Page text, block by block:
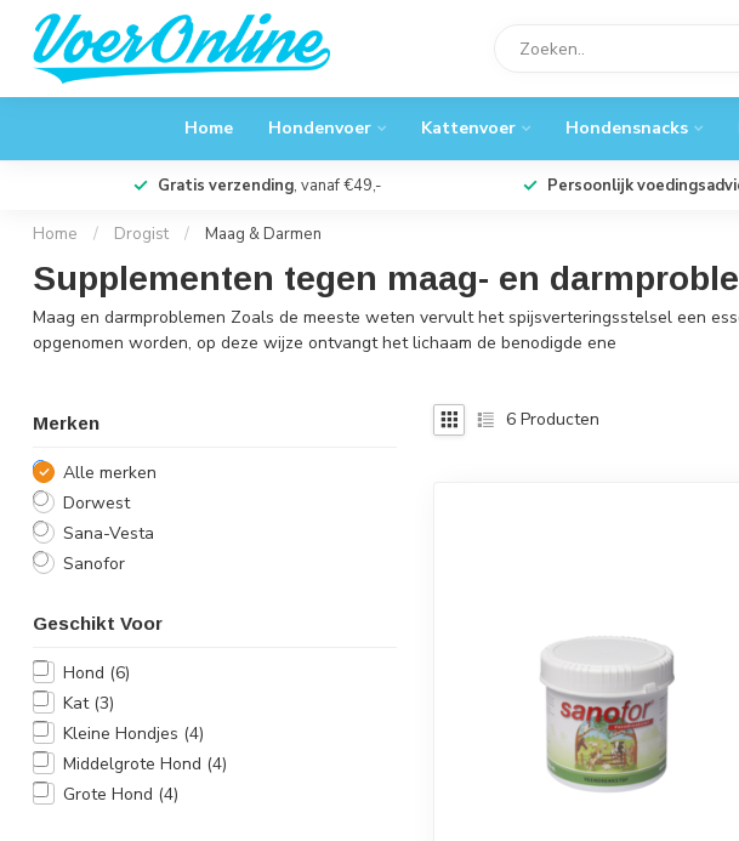
Home Hondenvoer Kattenvoer Hondensnacks
Gratis verzending, vanaf €49,- Persoonlijk
Home / Drogist / Maag & Darmen
Supplementen tegen maag- en
Maag en darmproblemen Zoals de meeste weten vervult het spijsverteringsstelsel een
opgenomen worden, op deze wijze ontvangt het lichaam de benodigde ene
Merken
Alle merken
Dorwest
Sana-Vesta
Sanofor
Geschikt Voor
Hond (6)
Kat (3)
Kleine Hondjes (4)
Middelgrote Hond (4)
Grote Hond (4)
6 Producten